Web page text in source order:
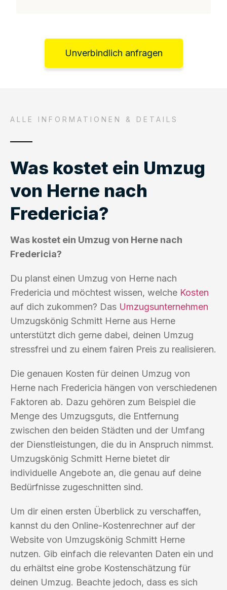
Unverbindlich anfragen
ALLE INFORMATIONEN & DETAILS
Was kostet ein Umzug
von Herne nach
Fredericia?
Was kostet ein Umzug von Herne nach
Fredericia?
Du planst einen Umzug von Herne nach
Fredericia und möchtest wissen, welche Kosten
auf dich zukommen? Das Umzugsunternehmen
Umzugskönig Schmitt Herne aus Herne
unterstützt dich gerne dabei, deinen Umzug
stressfrei und zu einem fairen Preis zu realisieren.
Die genauen Kosten für deinen Umzug von
Herne nach Fredericia hängen von verschiedenen
Faktoren ab. Dazu gehören zum Beispiel die
Menge des Umzugsguts, die Entfernung
zwischen den beiden Städten und der Umfang
der Dienstleistungen, die du in Anspruch nimmst.
Umzugskönig Schmitt Herne bietet dir
individuelle Angebote an, die genau auf deine
Bedürfnisse zugeschnitten sind.
Um dir einen ersten Überblick zu verschaffen,
kannst du den Online-Kostenrechner auf der
Website von Umzugskönig Schmitt Herne
nutzen. Gib einfach die relevanten Daten ein und
du erhältst eine grobe Kostenschätzung für
deinen Umzug. Beachte jedoch, dass es sich